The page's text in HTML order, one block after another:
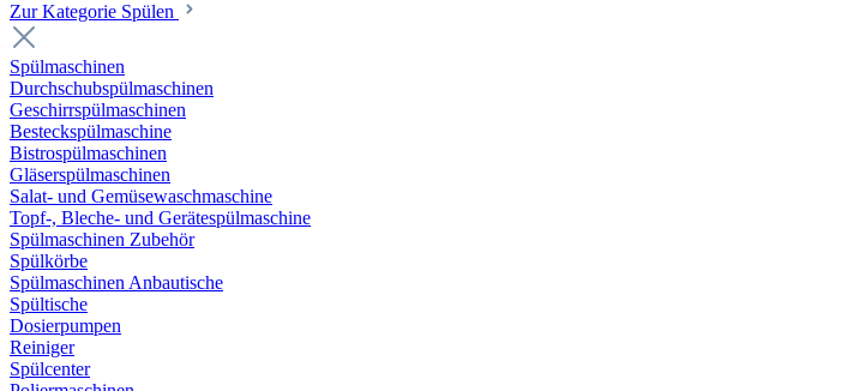
Zur Kategorie Spülen
Spülmaschinen
Durchschubspülmaschinen
Geschirrspülmaschinen
Besteckspülmaschine
Bistrospülmaschinen
Gläserspülmaschinen
Salat- und Gemüsewaschmaschine
Topf-, Bleche- und Gerätespülmaschine
Spülmaschinen Zubehör
Spülkörbe
Spülmaschinen Anbautische
Spültische
Dosierpumpen
Reiniger
Spülcenter